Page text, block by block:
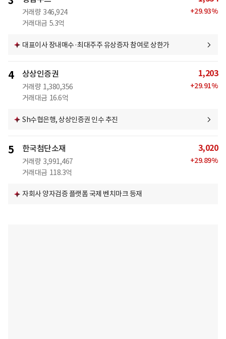
거래량 346,924
거래대금 5.3억
+29.93%
대표이사 장내매수·최대주주 유상증자 참여로 상한가
4 상상인증권
거래량 1,380,356
거래대금 16.6억
1,203
+29.91%
Sh수협은행, 상상인증권 인수 추진
5 한국첨단소재
거래량 3,991,467
거래대금 118.3억
3,020
+29.89%
자회사 양자검증 플랫폼 국제 벤치마크 등재